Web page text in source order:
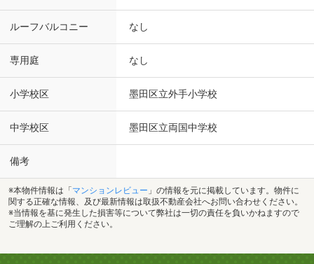
ルーフバルコニー なし
専用庭 なし
小学校区 墨田区立外手小学校
中学校区 墨田区立両国中学校
備考
※本物件情報は「 マンションレビュー 」の情報を元に掲載しています。物件に
関する正確な情報、及び最新情報は取扱不動産会社へお問い合わせください。
※当情報を基に発生した損害等について弊社は一切の責任を負いかねますので
ご理解の上ご利用ください。